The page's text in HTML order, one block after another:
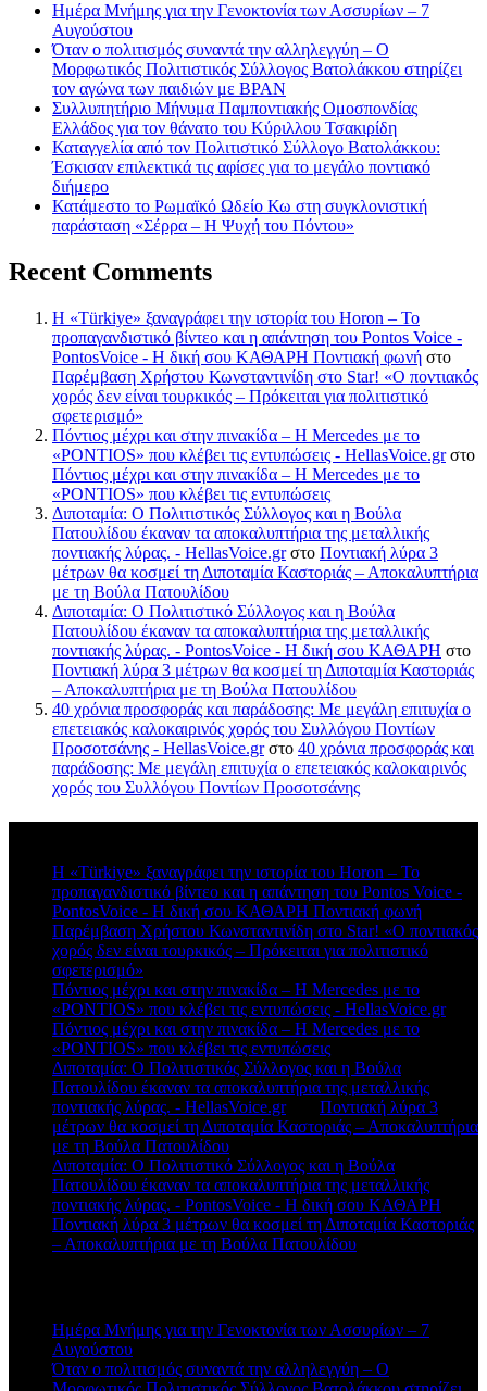
Ημέρα Μνήμης για την Γενοκτονία των Ασσυρίων – 7
Αυγούστου
Όταν ο πολιτισμός συναντά την αλληλεγγύη – Ο
Μορφωτικός Πολιτιστικός Σύλλογος Βατολάκκου στηρίζει
τον αγώνα των παιδιών με BPAN
Συλλυπητήριο Μήνυμα Παμποντιακής Ομοσπονδίας
Ελλάδος για τον θάνατο του Κύριλλου Τσακιρίδη
Καταγγελία από τον Πολιτιστικό Σύλλογο Βατολάκκου:
Έσκισαν επιλεκτικά τις αφίσες για το μεγάλο ποντιακό
διήμερο
Κατάμεστο το Ρωμαϊκό Ωδείο Κω στη συγκλονιστική
παράσταση «Σέρρα – Η Ψυχή του Πόντου»
Recent Comments
Η «Türkiye» ξαναγράφει την ιστορία του Horon – Το
προπαγανδιστικό βίντεο και η απάντηση του Pontos Voice -
PontosVoice - H δική σου ΚΑΘΑΡΗ Ποντιακή φωνή στο
Παρέμβαση Χρήστου Κωνσταντινίδη στο Star! «Ο ποντιακός
χορός δεν είναι τουρκικός – Πρόκειται για πολιτιστικό
σφετερισμό»
Πόντιος μέχρι και στην πινακίδα – Η Mercedes με το
«PONTIOS» που κλέβει τις εντυπώσεις - HellasVoice.grστο
Πόντιος μέχρι και στην πινακίδα – Η Mercedes με το
«PONTIOS» που κλέβει τις εντυπώσεις
Διποταμία: Ο Πολιτιστικός Σύλλογος και η Βούλα
Πατουλίδου έκαναν τα αποκαλυπτήρια της μεταλλικής
ποντιακής λύρας. - HellasVoice.grστο Ποντιακή λύρα 3
μέτρων θα κοσμεί τη Διποταμία Καστοριάς – Αποκαλυπτήρια
με τη Βούλα Πατουλίδου
Διποταμία: Ο Πολιτιστικό Σύλλογος και η Βούλα
Πατουλίδου έκαναν τα αποκαλυπτήρια της μεταλλικής
ποντιακής λύρας. - PontosVoice - H δική σου ΚΑΘΑΡΗ στο
Ποντιακή λύρα 3 μέτρων θα κοσμεί τη Διποταμία Καστοριάς
– Αποκαλυπτήρια με τη Βούλα Πατουλίδου
40 χρόνια προσφοράς και παράδοσης: Με μεγάλη επιτυχία ο
επετειακός καλοκαιρινός χορός του Συλλόγου Ποντίων
Προσοτσάνης - HellasVoice.grστο 40 χρόνια προσφοράς και
παράδοσης: Με μεγάλη επιτυχία ο επετειακός καλοκαιρινός
χορός του Συλλόγου Ποντίων Προσοτσάνης
Η «Türkiye» ξαναγράφει την ιστορία του Horon – Το
προπαγανδιστικό βίντεο και η απάντηση του Pontos Voice -
PontosVoice - H δική σου ΚΑΘΑΡΗ Ποντιακή φωνή
Παρέμβαση Χρήστου Κωνσταντινίδη στο Star! «Ο ποντιακός
χορός δεν είναι τουρκικός – Πρόκειται για πολιτιστικό
σφετερισμό»
Πόντιος μέχρι και στην πινακίδα – Η Mercedes με το
«PONTIOS» που κλέβει τις εντυπώσεις - HellasVoice.grστο
Πόντιος μέχρι και στην πινακίδα – Η Mercedes με το
«PONTIOS» που κλέβει τις εντυπώσεις
Διποταμία: Ο Πολιτιστικός Σύλλογος και η Βούλα
Πατουλίδου έκαναν τα αποκαλυπτήρια της μεταλλικής
ποντιακής λύρας. - HellasVoice.grστο Ποντιακή λύρα 3
μέτρων θα κοσμεί τη Διποταμία Καστοριάς – Αποκαλυπτήρια
με τη Βούλα Πατουλίδου
Διποταμία: Ο Πολιτιστικό Σύλλογος και η Βούλα
Πατουλίδου έκαναν τα αποκαλυπτήρια της μεταλλικής
ποντιακής λύρας. - PontosVoice - H δική σου ΚΑΘΑΡΗ
Ποντιακή λύρα 3 μέτρων θα κοσμεί τη Διποταμία Καστοριάς
– Αποκαλυπτήρια με τη Βούλα Πατουλίδου
Ημέρα Μνήμης για την Γενοκτονία των Ασσυρίων – 7
Αυγούστου
Όταν ο πολιτισμός συναντά την αλληλεγγύη – Ο